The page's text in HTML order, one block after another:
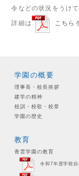
令などの状況をうけて
詳細は こちら
学園の概要
理事長・校長挨拶
建学の精神
校訓・校歌・校章
学園の歴史
教育
青雲学園の教育
令和7年度学校